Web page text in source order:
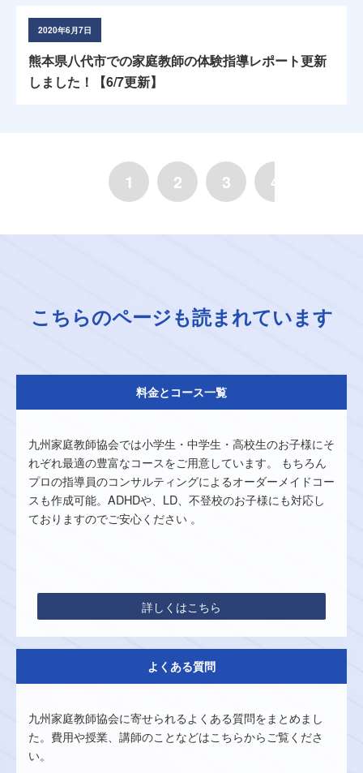
2020年6月7日
熊本県八代市での家庭教師の体験指導レポート更新
しました！【6/7更新】
1 2 3 4
こちらのページも読まれています
料金とコース一覧
九州家庭教師協会では小学生・中学生・高校生のお子様にそ
れぞれ最適の豊富なコースをご用意しています。 もちろん
プロの指導員のコンサルティングによるオーダーメイドコー
スも作成可能。ADHDや、LD、不登校のお子様にも対応し
ておりますのでご安心ください 。
詳しくはこちら
よくある質問
九州家庭教師協会に寄せられるよくある質問をまとめまし
た。費用や授業、講師のことなどはこちらからご覧くださ
い。